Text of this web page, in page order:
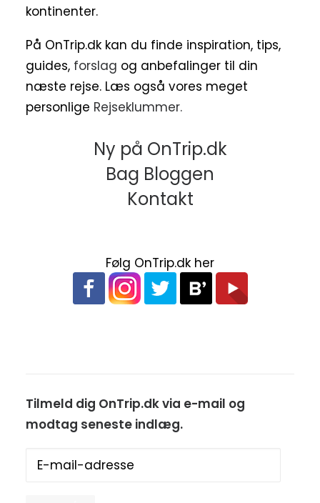
kontinenter.
På OnTrip.dk kan du finde inspiration, tips,
guides, forslag og anbefalinger til din
næste rejse. Læs også vores meget
personlige Rejseklummer.
Ny på OnTrip.dk
Bag Bloggen
Kontakt
Følg OnTrip.dk her
Tilmeld dig OnTrip.dk via e-mail og
modtag seneste indlæg.